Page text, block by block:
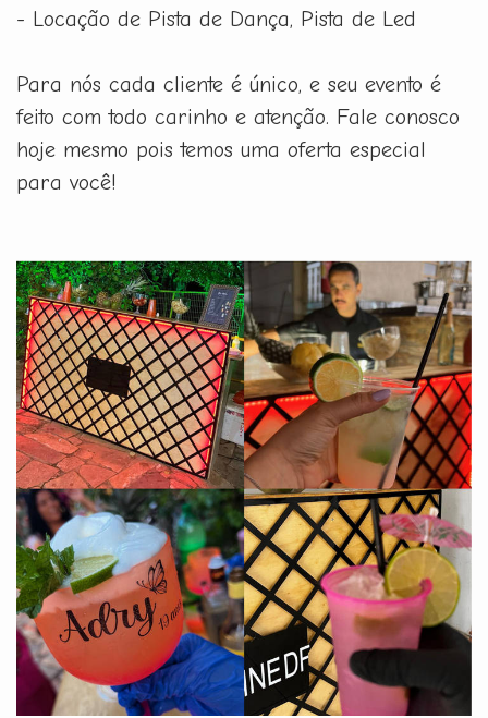
- Locação de Pista de Dança, Pista de Led
Para nós cada cliente é único, e seu evento é
feito com todo carinho e atenção. Fale conosco
hoje mesmo pois temos uma oferta especial
para você!